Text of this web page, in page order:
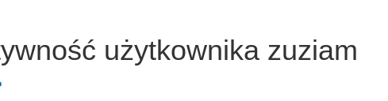
użytkownika zuziam